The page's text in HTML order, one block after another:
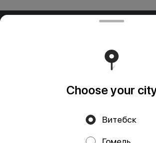
ООО "ПАДТАЙ-ГРУПП"
Свидетельство выдано Минским
03.12.2020 г. Интернет-магазин
Торговом реестре Республики Беларусь
Choose your
Витебск